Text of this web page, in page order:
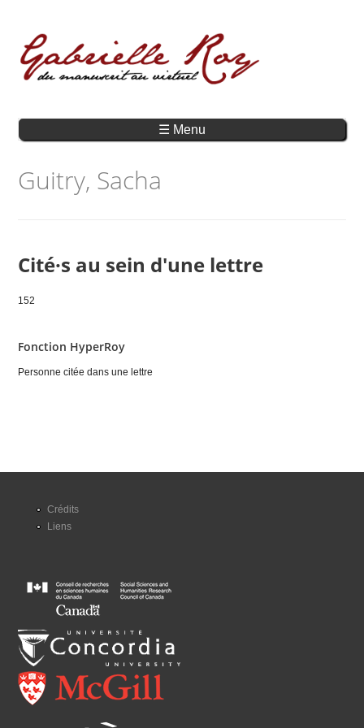
☰ Menu
Guitry, Sacha
Cité·s au sein d'une lettre
152
Fonction HyperRoy
Personne citée dans une lettre
Crédits
Liens